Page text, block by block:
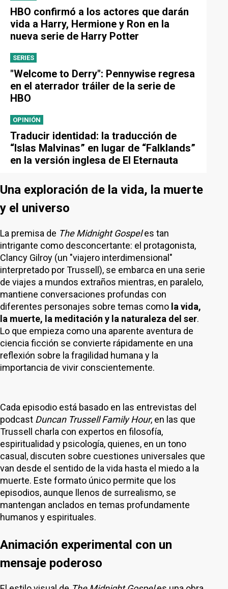
HBO confirmó a los actores que darán
vida a Harry, Hermione y Ron en la
nueva serie de Harry Potter
SERIES
"Welcome to Derry": Pennywise regresa
en el aterrador tráiler de la serie de
HBO
OPINIÓN
Traducir identidad: la traducción de
“Islas Malvinas” en lugar de “Falklands”
en la versión inglesa de El Eternauta
Una exploración de la vida, la muerte
y el universo
La premisa de The Midnight Gospeles tan
intrigante como desconcertante: el protagonista,
Clancy Gilroy (un "viajero interdimensional"
interpretado por Trussell), se embarca en una serie
de viajes a mundos extraños mientras, en paralelo,
mantiene conversaciones profundas con
diferentes personajes sobre temas como la vida,
la muerte, la meditación y la naturaleza del ser.
Lo que empieza como una aparente aventura de
ciencia ficción se convierte rápidamente en una
reflexión sobre la fragilidad humana y la
importancia de vivir conscientemente.
Cada episodio está basado en las entrevistas del
podcast Duncan Trussell Family Hour, en las que
Trussell charla con expertos en filosofía,
espiritualidad y psicología, quienes, en un tono
casual, discuten sobre cuestiones universales que
van desde el sentido de la vida hasta el miedo a la
muerte. Este formato único permite que los
episodios, aunque llenos de surrealismo, se
mantengan anclados en temas profundamente
humanos y espirituales.
Animación experimental con un
mensaje poderoso